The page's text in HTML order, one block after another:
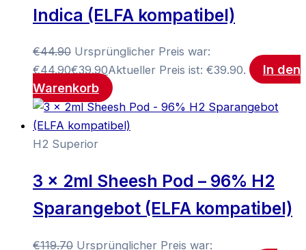
Indica (ELFA kompatibel)
€44.90 Ursprünglicher Preis war:
€44.90€39.90Aktueller Preis ist: €39.90.
In den
Warenkorb
H2 Superior
3 x 2ml Sheesh Pod – 96% H2
Sparangebot (ELFA kompatibel)
€119.70 Ursprünglicher Preis war: